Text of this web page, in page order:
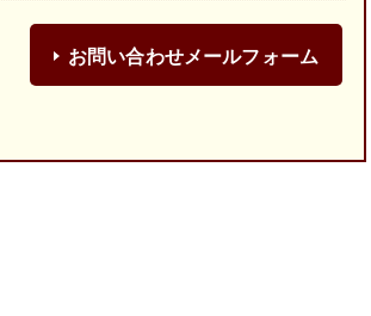
お問い合わせメールフォーム